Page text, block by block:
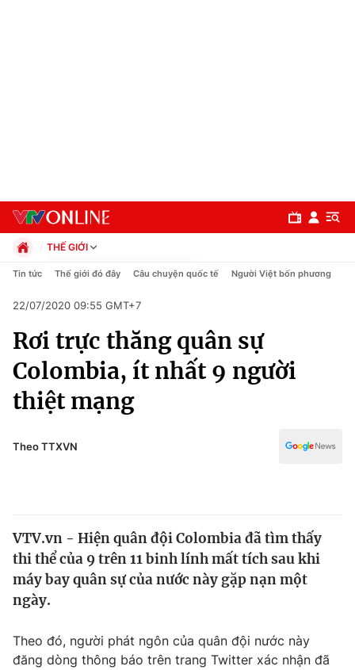
Chuyên mục
Chính trị
Xã hội
Pháp luật
Thế giới
Tin tức
Thế giới đó đây
Câu chuyện quốc tế
Kinh tế
Thị trường
Dữ liệu và đời sống
THẾ GIỚI
Chính trị
Pháp luật
Kinh tế
Thể thao
Truyền hình
Văn hóa - Giải trí
Tin tức Thế giới đó đây Câu chuyện quốc tế Người Việt bốn phương
22/07/2020 09:55 GMT+7
Rơi trực thăng quân sự
Colombia, ít nhất 9 người
thiệt mạng
Theo TTXVN
VTV.vn - Hiện quân đội Colombia đã tìm thấy
thi thể của 9 trên 11 binh lính mất tích sau khi
máy bay quân sự của nước này gặp nạn một
ngày.
Theo đó, người phát ngôn của quân đội nước này
đăng dòng thông báo trên trang Twitter xác nhận đã